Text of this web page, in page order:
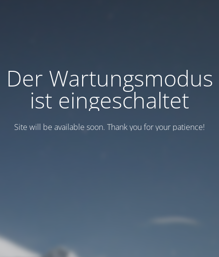
Der Wartungsmodus
ist eingeschaltet
Site will be available soon. Thank you for your patience!